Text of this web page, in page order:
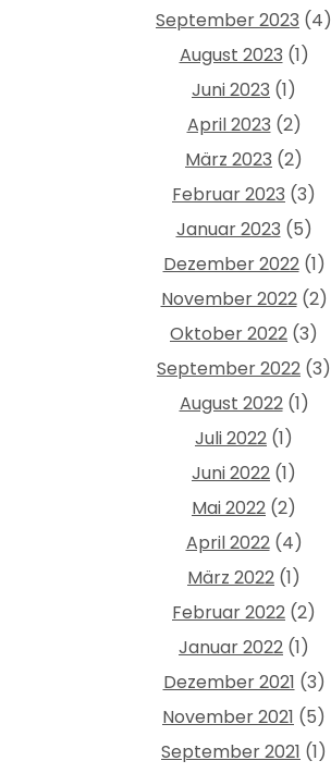
September 2023 (4)
August 2023 (1)
Juni 2023 (1)
April 2023 (2)
März 2023 (2)
Februar 2023 (3)
Januar 2023 (5)
Dezember 2022(1)
November 2022(2)
Oktober 2022 (3)
September 2022 (3)
August 2022(1)
Juli 2022 (1)
Juni 2022 (1)
Mai 2022 (2)
April 2022(4)
März 2022 (1)
Februar 2022 (2)
Januar 2022 (1)
Dezember 2021 (3)
November 2021 (5)
September 2021 (1)